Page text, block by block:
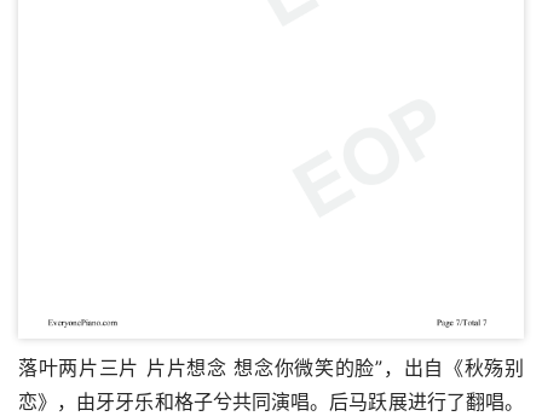
落叶两片三片 片片想念 想念你微笑的脸”，出自《秋殇别
恋》，由牙牙乐和格子兮共同演唱。后马跃展进行了翻唱。